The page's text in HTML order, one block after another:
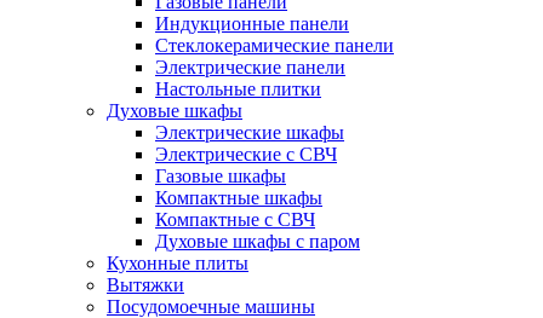
Индукционные панели
Стеклокерамические панели
Электрические панели
Настольные плитки
Духовые шкафы
Электрические шкафы
Электрические с СВЧ
Газовые шкафы
Компактные шкафы
Компактные с СВЧ
Духовые шкафы с паром
Кухонные плиты
Вытяжки
Посудомоечные машины